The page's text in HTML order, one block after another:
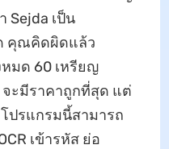
Sejda เป็น
คุณคิดผิดแล้ว
มด 60 เหรียญ
จะมีราคาถูกที่สุด แต่
ปรแกรมนี้สามารถ
เข้ารหัส ย่อ